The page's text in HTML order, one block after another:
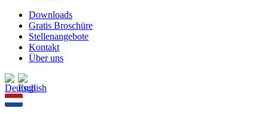
Downloads
Gratis Broschüre
Stellenangebote
Kontakt
Über uns